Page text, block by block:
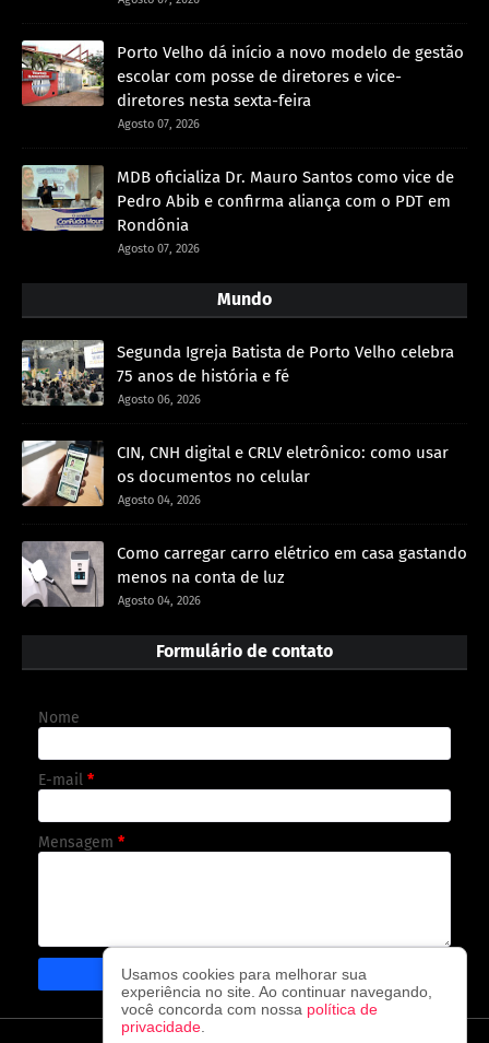
Porto Velho dá início a novo modelo de gestão
escolar com posse de diretores e vice-
diretores nesta sexta-feira
Agosto 07, 2026
MDB oficializa Dr. Mauro Santos como vice de
Pedro Abib e confirma aliança com o PDT em
Rondônia
Agosto 07, 2026
Mundo
Segunda Igreja Batista de Porto Velho celebra
75 anos de história e fé
Agosto 06, 2026
CIN, CNH digital e CRLV eletrônico: como usar
os documentos no celular
Agosto 04, 2026
Como carregar carro elétrico em casa gastando
menos na conta de luz
Agosto 04, 2026
Formulário de contato
Nome
E-mail *
Mensagem *
Usamos cookies para melhorar sua
experiência no site. Ao continuar navegando,
você concorda com nossa política de
privacidade